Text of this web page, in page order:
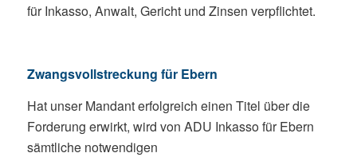
für Inkasso, Anwalt, Gericht und Zinsen verpflichtet.
Zwangsvollstreckung für Ebern
Hat unser Mandant erfolgreich einen Titel über die
Forderung erwirkt, wird von ADU Inkasso für Ebern
sämtliche notwendigen